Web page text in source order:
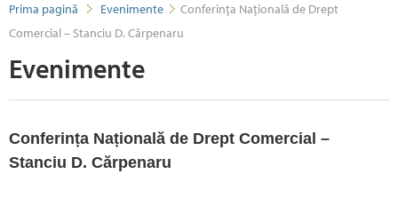
Prima pagină Evenimente
Conferința Națională de Drept
Comercial – Stanciu D. Cărpenaru
Evenimente
Conferința Națională de Drept Comercial –
Stanciu D. Cărpenaru